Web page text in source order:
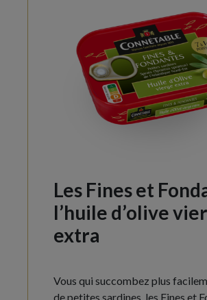
Les Fines et
l’huile d’olive
extra
Vous qui succombez plus
de petites sardines, les Fines et